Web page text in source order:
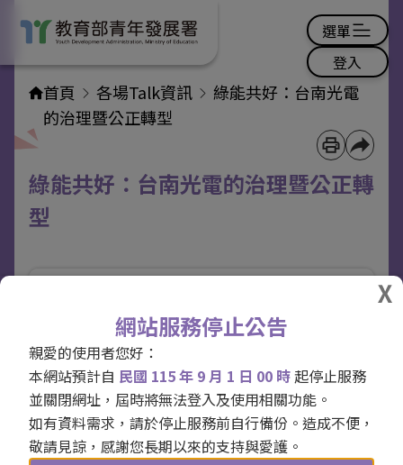
登入
選單
網站服務停止公告
親愛的使用者您好：
本網站預計自 民國 115 年 9 月 1 日 00 時起停止服務
並關閉網址，屆時將無法登入及使用相關功能。
如有資料需求，請於停止服務前自行備份。造成不便，
敬請見諒，感謝您長期以來的支持與愛護。
首頁 各場Talk資訊
綠能共好：台南光電
的治理暨公正轉型
綠能共好：台南光電的治理暨公正轉
型